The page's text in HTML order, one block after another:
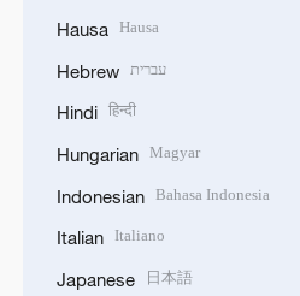
Hausa Hausa
Hebrew עברית
Hindi हिन्दी
Hungarian Magyar
Indonesian Bahasa Indonesia
Italian Italiano
Japanese 日本語